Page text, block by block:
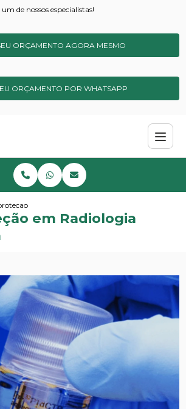
de nossos especialistas!
ORÇAMENTO AGORA MESMO
ORÇAMENTO POR WHATSAPP
em radiologia veterinaria
em Radiologia